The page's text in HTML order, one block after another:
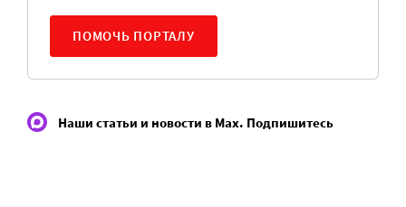
ПОМОЧЬ ПОРТАЛУ
Наши статьи и новости в Max. Подпишитесь